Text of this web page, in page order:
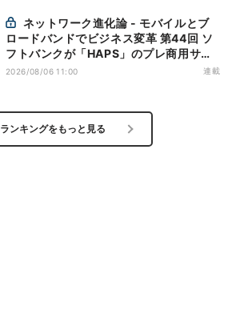
ロードバンドでビジネス変革 第44回 ソ
フトバンクが「HAPS」のプレ商用サー
ビス開始を表明、本格的な商用展開のめ
2026/08/06 11:00 連載
ランキングをもっと見る